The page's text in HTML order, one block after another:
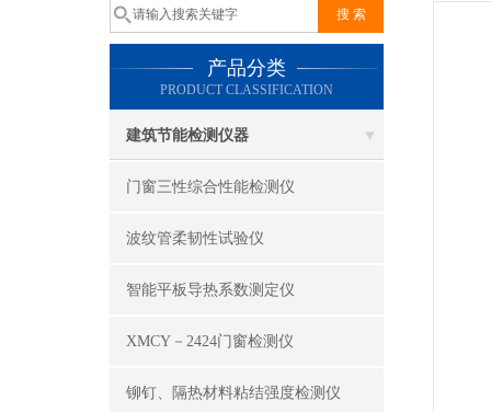
产品分类
PRODUCT CLASSIFICATION
建筑节能检测仪器
门窗三性综合性能检测仪
波纹管柔韧性试验仪
智能平板导热系数测定仪
XMCY－2424门窗检测仪
铆钉、隔热材料粘结强度检测仪